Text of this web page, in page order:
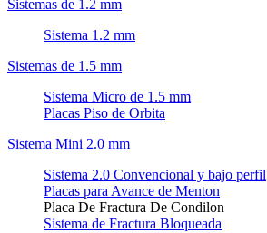
Sistemas de 1.2 mm
Sistema 1.2 mm
Sistemas de 1.5 mm
Sistema Micro de 1.5 mm
Placas Piso de Orbita
Sistema Mini 2.0 mm
Sistema 2.0 Convencional y bajo perfil
Placas para Avance de Menton
Placa De Fractura De Condilon
Sistema de Fractura Bloqueada